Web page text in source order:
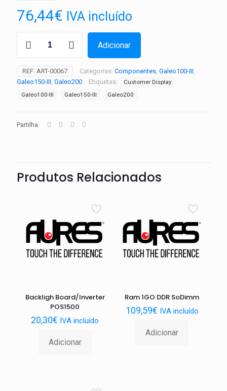
76,44€ IVA incluído
Display
for
Galeo
Adicionar
REF: ART-00067 Categorias: Componentes, Galeo100-III,
Galeo150-III, Galeo200 Etiquetas:
Customer Display
Galeo100-III
Galeo150-III Galeo200
Partilha
Produtos Relacionados
Backligh Board/Inverter
POS1500
20,30€ IVA incluído
Adicionar
Ram 1GO DDR SoDimm
109,59€ IVA incluído
Adicionar